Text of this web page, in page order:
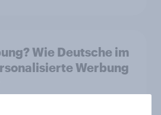
Wie Deutsche im
Werbung